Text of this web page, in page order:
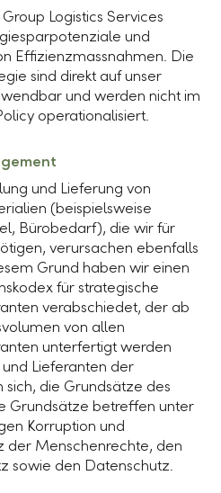
Logistics Services
und
Effizienzmassnahmen. Die
sind direkt auf unser
und werden nicht im
operationalisiert.
und Lieferung von
(beispielsweise
Bürobedarf), die wir für
verursachen ebenfalls
Grund haben wir einen
für strategische
verabschiedet, der ab
von allen
unterfertigt werden
Lieferanten der
die Grundsätze des
Grundsätze betreffen unter
Korruption und
der Menschenrechte, den
sowie den Datenschutz.